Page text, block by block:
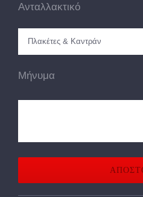
Ανταλλακτικό
Μήνυμα